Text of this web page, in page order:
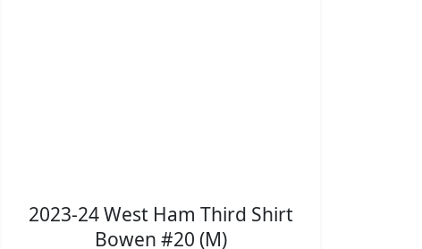
2023-24 West Ham Third Shirt
Bowen #20 (M)